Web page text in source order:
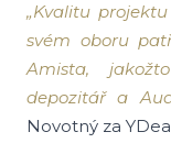
„Kvalitu
svém oboru
Amista,
depozitář a
Novotný za